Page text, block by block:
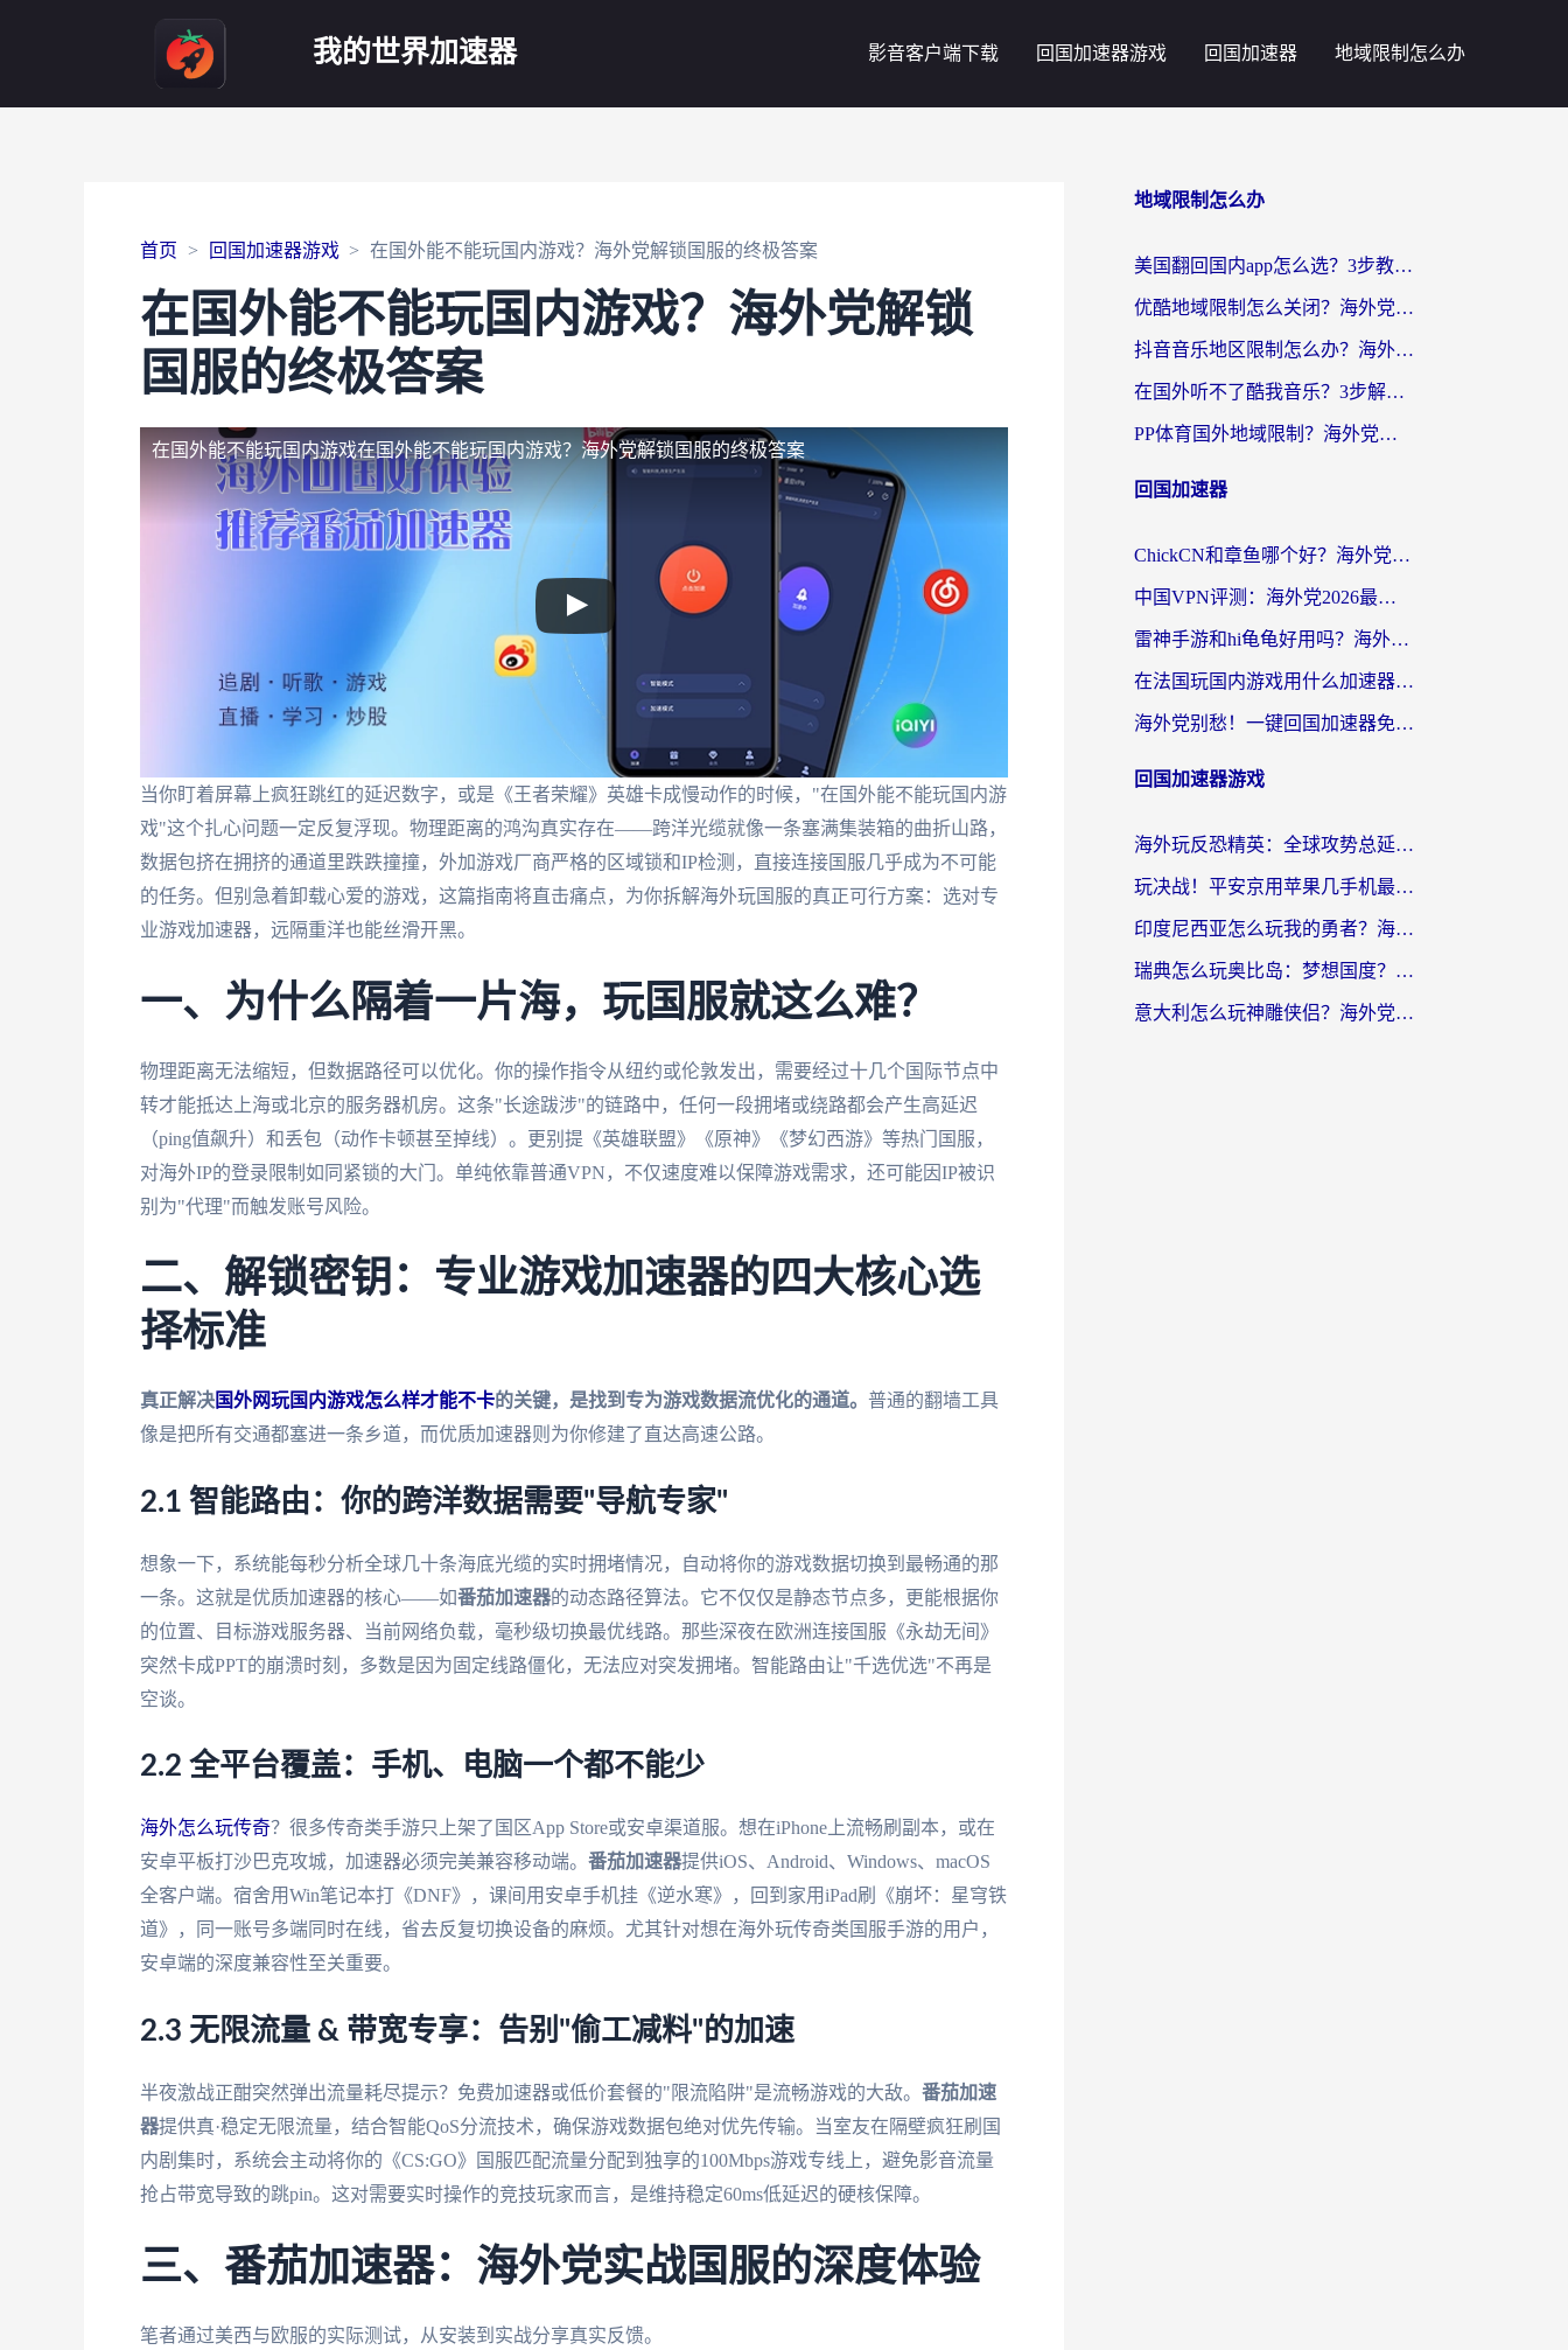
我的世界加速器 影音客户端下载 回国加速器游戏 回国加速器 地域限制怎么办
首页 回国加速器游戏 在国外能不能玩国内游戏？海外党解锁国服的终极答案
在国外能不能玩国内游戏？海外党解锁
国服的终极答案
在国外能不能玩国内游戏在国外能不能玩国内游戏？海外党解锁国服的终极答案
当你盯着屏幕上疯狂跳红的延迟数字，或是《王者荣耀》英雄卡成慢动作的时候，"在国外能不能玩国内游
戏"这个扎心问题一定反复浮现。物理距离的鸿沟真实存在——跨洋光缆就像一条塞满集装箱的曲折山路，
数据包挤在拥挤的通道里跌跌撞撞，外加游戏厂商严格的区域锁和IP检测，直接连接国服几乎成为不可能
的任务。但别急着卸载心爱的游戏，这篇指南将直击痛点，为你拆解海外玩国服的真正可行方案：选对专
业游戏加速器，远隔重洋也能丝滑开黑。
一、为什么隔着一片海，玩国服就这么难？
物理距离无法缩短，但数据路径可以优化。你的操作指令从纽约或伦敦发出，需要经过十几个国际节点中
转才能抵达上海或北京的服务器机房。这条"长途跋涉"的链路中，任何一段拥堵或绕路都会产生高延迟
（ping值飙升）和丢包（动作卡顿甚至掉线）。更别提《英雄联盟》《原神》《梦幻西游》等热门国服，
对海外IP的登录限制如同紧锁的大门。单纯依靠普通VPN，不仅速度难以保障游戏需求，还可能因IP被识
别为"代理"而触发账号风险。
二、解锁密钥：专业游戏加速器的四大核心选
择标准
真正解决国外网玩国内游戏怎么样才能不卡的关键，是找到专为游戏数据流优化的通道。 普通的翻墙工具
像是把所有交通都塞进一条乡道，而优质加速器则为你修建了直达高速公路。
2.1 智能路由：你的跨洋数据需要"导航专家"
想象一下，系统能每秒分析全球几十条海底光缆的实时拥堵情况，自动将你的游戏数据切换到最畅通的那
一条。这就是优质加速器的核心——如番茄加速器的动态路径算法。它不仅仅是静态节点多，更能根据你
的位置、目标游戏服务器、当前网络负载，毫秒级切换最优线路。那些深夜在欧洲连接国服《永劫无间》
突然卡成PPT的崩溃时刻，多数是因为固定线路僵化，无法应对突发拥堵。智能路由让"千选优选"不再是
空谈。
2.2 全平台覆盖：手机、电脑一个都不能少
海外怎么玩传奇？很多传奇类手游只上架了国区App Store或安卓渠道服。想在iPhone上流畅刷副本，或在
安卓平板打沙巴克攻城，加速器必须完美兼容移动端。 番茄加速器提供iOS、Android、Windows、macOS
全客户端。宿舍用Win笔记本打《DNF》，课间用安卓手机挂《逆水寒》，回到家用iPad刷《崩坏：星穹铁
道》，同一账号多端同时在线，省去反复切换设备的麻烦。尤其针对想在海外玩传奇类国服手游的用户，
安卓端的深度兼容性至关重要。
2.3 无限流量 & 带宽专享：告别"偷工减料"的加速
半夜激战正酣突然弹出流量耗尽提示？免费加速器或低价套餐的"限流陷阱"是流畅游戏的大敌。 番茄加速
器提供真·稳定无限流量，结合智能QoS分流技术，确保游戏数据包绝对优先传输。当室友在隔壁疯狂刷国
内剧集时，系统会主动将你的《CS:GO》国服匹配流量分配到独享的100Mbps游戏专线上，避免影音流量
抢占带宽导致的跳pin。这对需要实时操作的竞技玩家而言，是维持稳定60ms低延迟的硬核保障。
三、番茄加速器：海外党实战国服的深度体验
笔者通过美西与欧服的实际测试，从安装到实战分享真实反馈。
地域限制怎么办
美国翻回国内app怎么选？3步教你无缝刷剧、登12123、访问国内网站
优酷地域限制怎么关闭？海外党亲测有效的追剧加速器选择指南
抖音音乐地区限制怎么办？海外党亲测有效的听歌自由指南
在国外听不了酷我音乐？3步解除手机酷我音乐海外限制，附实测好用加速器
PP体育国外地域限制？海外党看球终极方案：从欧洲杯到奥运会，中文解说不卡顿！
回国加速器
ChickCN和章鱼哪个好？海外党选回国加速器的3个关键维度 + 实用避坑指南
中国VPN评测：海外党2026最全回国加速器选择指南，告别地区限制不踩坑
雷神手游和hi龟龟好用吗？海外党亲测3款回国加速器，教你选对国外到国内加速器
在法国玩国内游戏用什么加速器？2026实测解决延迟卡顿的实用指南
海外党别愁！一键回国加速器免费版怎么选？从踩坑到流畅访问的全攻略
回国加速器游戏
海外玩反恐精英：全球攻势总延迟？从瑞典玩神武4到外国玩黎明觉醒，选对加速器才是关键！
玩决战！平安京用苹果几手机最好？海外党必看的设备+加速器双攻略
印度尼西亚怎么玩我的勇者？海外党国服游戏加速避坑指南（附实况五行师解决方案）
瑞典怎么玩奥比岛：梦想国度？海外党亲测有效的国服游戏加速全攻略
意大利怎么玩神雕侠侣？海外党国服游戏加速终极指南（附欧洲玩王者王国保卫战4不卡技巧）